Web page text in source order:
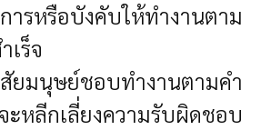
รหรือบังคับให้ทำงานตาม
เร็จ
ยมนุษย์ชอบทำงานตามคำ
หลีกเลี่ยงความรับผิดชอบ